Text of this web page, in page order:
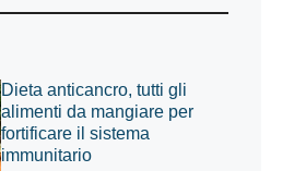
Dieta anticancro, tutti gli
alimenti da mangiare per
fortificare il sistema
immunitario